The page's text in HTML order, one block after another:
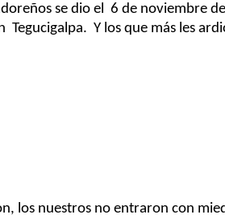
se dio el 6 de noviembre de
Tegucigalpa. Y los que más les
, los nuestros no entraron con